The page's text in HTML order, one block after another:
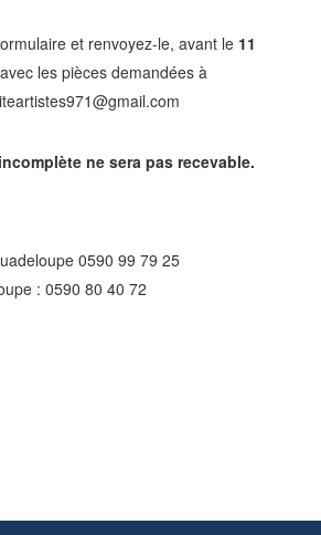
et renvoyez-le, avant le 11
les pièces demandées à
ne sera pas recevable.
0590 99 79 25
: 0590 80 40 72